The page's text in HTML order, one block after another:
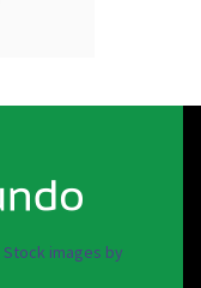
Stock images by